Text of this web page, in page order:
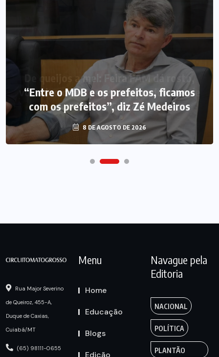
“Entre o MDB e os prefeitos, ficamos
com os prefeitos”, diz Zé Medeiros
8 DE AGOSTO DE 2026
Rua Major Severino
de Queiroz, 455-A,
Duque de Caxias,
Cuiabá/MT
(65) 98111-0655
Menu
Home
Educação
Blogs
Edição
Navague pela
Editoria
NACIONAL
POLÍTICA
PLANTÃO